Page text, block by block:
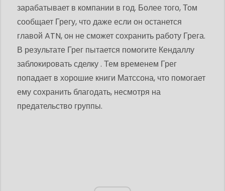
зарабатывает в компании в год. Более того, Том
сообщает Грегу, что даже если он останется
главой ATN, он не сможет сохранить работу Грега.
В результате Грег пытается помогите Кендаллу
заблокировать сделку . Тем временем Грег
попадает в хорошие книги Матссона, что помогает
ему сохранить благодать, несмотря на
предательство группы.